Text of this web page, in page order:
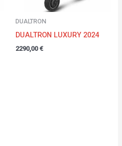
DUALTRON
DUALTRON LUXURY 2024
2290,00€